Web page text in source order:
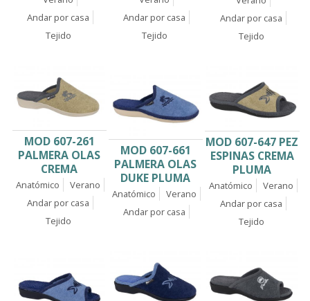
Andar por casa
Tejido
Andar por casa
Tejido
Andar por casa
Tejido
MOD 607-261
PALMERA OLAS
CREMA
Anatómico
Verano
Andar por casa
Tejido
MOD 607-661
PALMERA OLAS
DUKE PLUMA
Anatómico
Verano
Andar por casa
MOD 607-647 PEZ
ESPINAS CREMA
PLUMA
Anatómico
Verano
Andar por casa
Tejido